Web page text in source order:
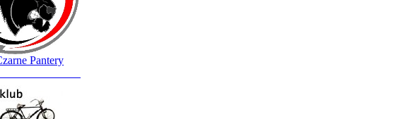
Pantery